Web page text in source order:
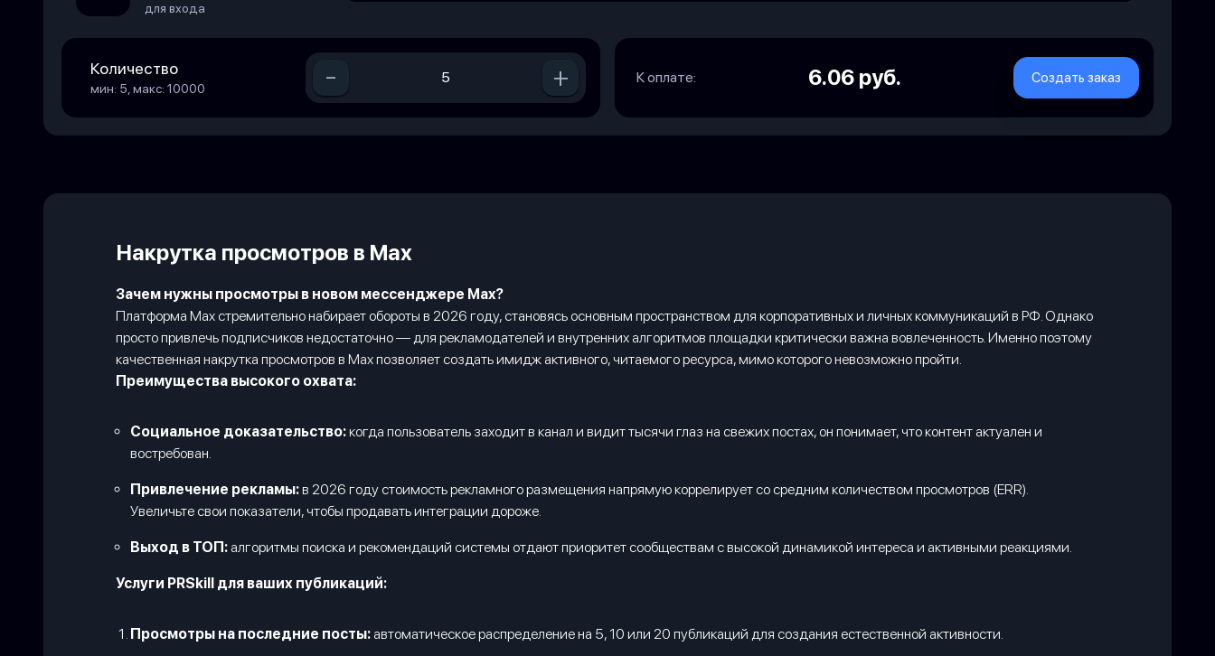
для входа
Количество
мин: 5, макс: 10000 - + К оплате: 6.06 руб. Создать заказ
Накрутка просмотров в Max
Зачем нужны просмотры в новом мессенджере Max?
Платформа Max стремительно набирает обороты в 2026 году, становясь основным пространством для корпоративных и личных коммуникаций в РФ. Однако
просто привлечь подписчиков недостаточно — для рекламодателей и внутренних алгоритмов площадки критически важна вовлеченность. Именно поэтому
качественная накрутка просмотров в Max позволяет создать имидж активного, читаемого ресурса, мимо которого невозможно пройти.
Преимущества высокого охвата:
Социальное доказательство:когда пользователь заходит в канал и видит тысячи глаз на свежих постах, он понимает, что контент актуален и
востребован.
Привлечение рекламы:в 2026 году стоимость рекламного размещения напрямую коррелирует со средним количеством просмотров (ERR).
Увеличьте свои показатели, чтобы продавать интеграции дороже.
Выход в ТОП: алгоритмы поиска и рекомендаций системы отдают приоритет сообществам с высокой динамикой интереса и активными реакциями.
Услуги PRSkill для ваших публикаций:
Просмотры на последние посты: автоматическое распределение на 5, 10 или 20 публикаций для создания естественной активности.